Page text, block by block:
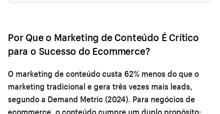
Por Que o Marketing de Conteúdo É Crítico
para o Sucesso do Ecommerce?
O marketing de conteúdo custa 62% menos do que o
marketing tradicional e gera três vezes mais leads,
segundo a Demand Metric (2024). Para negócios de
ecommerce, o conteúdo cumpre um duplo propósito: